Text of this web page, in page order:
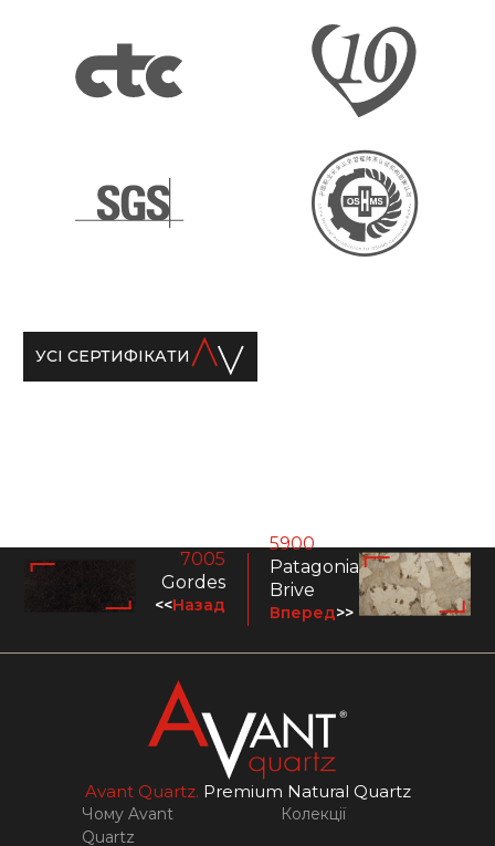
УСІ СЕРТИФІКАТИ
7005
Gordes
<<Назад
5900
Patagonia
Brive
Вперед>>
Avant Quartz. Premium Natural Quartz
Чому Avant
Quartz
Колекції